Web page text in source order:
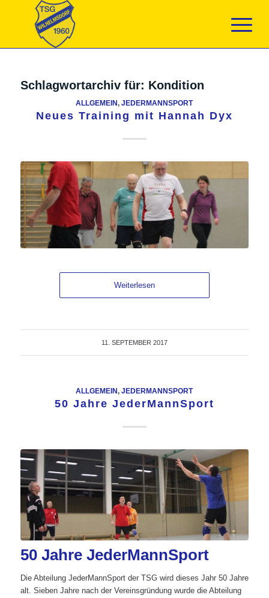
Schlagwortarchiv für: Kondition
ALLGEMEIN,JEDERMANNSPORT
Neues Training mit Hannah Dyx
Weiterlesen
11. SEPTEMBER 2017
ALLGEMEIN,JEDERMANNSPORT
50 Jahre JederMannSport
50 Jahre JederMannSport
Die Abteilung JederMannSport der TSG wird dieses Jahr 50 Jahre
alt. Sieben Jahre nach der Vereinsgründung wurde die Abteilung